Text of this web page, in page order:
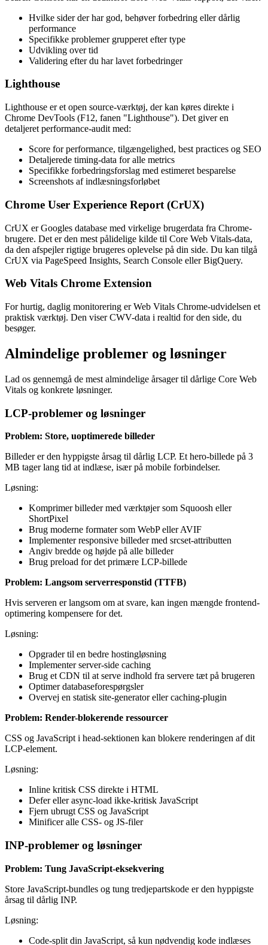
Hvilke sider der har god, behøver forbedring eller dårlig
performance
Specifikke problemer grupperet efter type
Udvikling over tid
Validering efter du har lavet forbedringer
Lighthouse
Lighthouse er et open source-værktøj, der kan køres direkte i
Chrome DevTools (F12, fanen "Lighthouse"). Det giver en
detaljeret performance-audit med:
Score for performance, tilgængelighed, best practices og SEO
Detaljerede timing-data for alle metrics
Specifikke forbedringsforslag med estimeret besparelse
Screenshots af indlæsningsforløbet
Chrome User Experience Report (CrUX)
CrUX er Googles database med virkelige brugerdata fra Chrome-
brugere. Det er den mest pålidelige kilde til Core Web Vitals-data,
da den afspejler rigtige brugeres oplevelse på din side. Du kan tilgå
CrUX via PageSpeed Insights, Search Console eller BigQuery.
Web Vitals Chrome Extension
For hurtig, daglig monitorering er Web Vitals Chrome-udvidelsen et
praktisk værktøj. Den viser CWV-data i realtid for den side, du
besøger.
Almindelige problemer og løsninger
Lad os gennemgå de mest almindelige årsager til dårlige Core Web
Vitals og konkrete løsninger.
LCP-problemer og løsninger
Problem: Store, uoptimerede billeder
Billeder er den hyppigste årsag til dårlig LCP. Et hero-billede på 3
MB tager lang tid at indlæse, især på mobile forbindelser.
Løsning:
Komprimer billeder med værktøjer som Squoosh eller
ShortPixel
Brug moderne formater som WebP eller AVIF
Implementer responsive billeder med srcset-attributten
Angiv bredde og højde på alle billeder
Brug preload for det primære LCP-billede
Problem: Langsom serverresponstid (TTFB)
Hvis serveren er langsom om at svare, kan ingen mængde frontend-
optimering kompensere for det.
Løsning:
Opgrader til en bedre hostingløsning
Implementer server-side caching
Brug et CDN til at serve indhold fra servere tæt på brugeren
Optimer databaseforespørgsler
Overvej en statisk site-generator eller caching-plugin
Problem: Render-blokerende ressourcer
CSS og JavaScript i head-sektionen kan blokere renderingen af dit
LCP-element.
Løsning:
Inline kritisk CSS direkte i HTML
Defer eller async-load ikke-kritisk JavaScript
Fjern ubrugt CSS og JavaScript
Minificer alle CSS- og JS-filer
INP-problemer og løsninger
Problem: Tung JavaScript-eksekvering
Store JavaScript-bundles og tung tredjepartskode er den hyppigste
årsag til dårlig INP.
Løsning:
Code-split din JavaScript, så kun nødvendig kode indlæses